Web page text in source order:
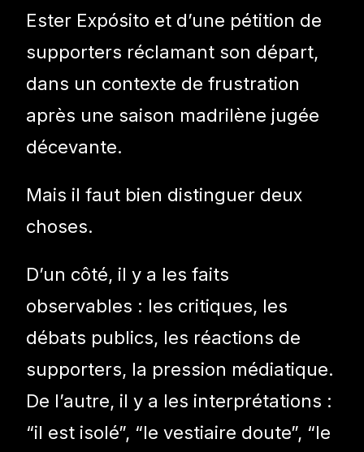
Ester Expósito et d’une pétition de
supporters réclamant son départ,
dans un contexte de frustration
après une saison madrilène jugée
décevante.
Mais il faut bien distinguer deux
choses.
D’un côté, il y a les faits
observables : les critiques, les
débats publics, les réactions de
supporters, la pression médiatique.
De l’autre, il y a les interprétations :
“il est isolé”, “le vestiaire doute”, “le